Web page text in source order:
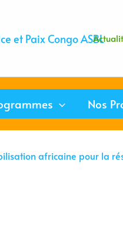
et Paix Congo ASBL
Nos
africaine pour la